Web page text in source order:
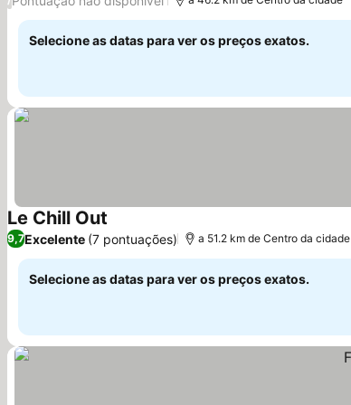
Selecione as datas para ver os preços exatos.
Le Chill Out
9,7Excelente (7 pontuações) a 51.2 km de Centro da cidade
Selecione as datas para ver os preços exatos.